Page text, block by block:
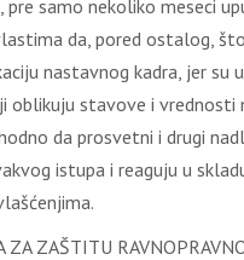
pre samo nekoliko meseci
da, pored ostalog,
nastavnog kadra, jer su
oblikuju stavove i vrednosti
da prosvetni i drugi
istupa i reaguju u
ZA ZAŠTITU